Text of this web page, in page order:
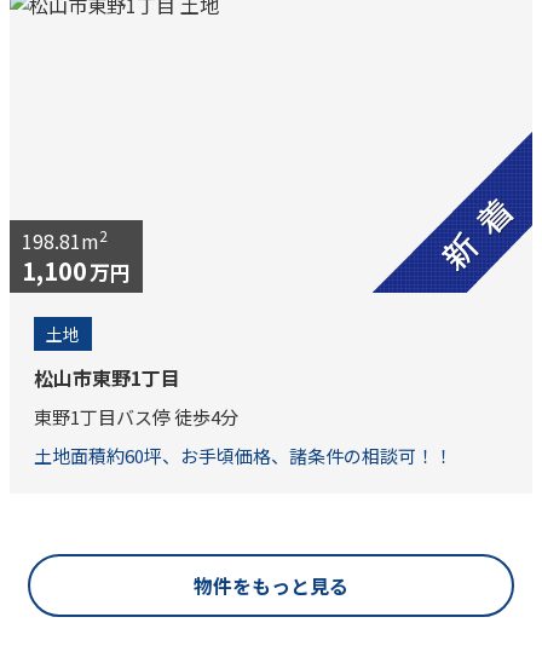
198.81m2
1,100万円
土地
松山市東野1丁目
東野1丁目バス停 徒歩4分
土地面積約60坪、お手頃価格、諸条件の相談可！！
物件をもっと見る